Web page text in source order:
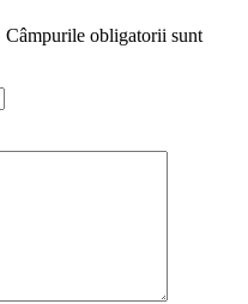
Câmpurile obligatorii sunt